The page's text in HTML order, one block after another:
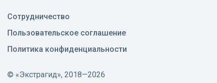
Сотрудничество
Пользовательское соглашение
Политика конфиденциальности
© «Экстрагид», 2018—2026